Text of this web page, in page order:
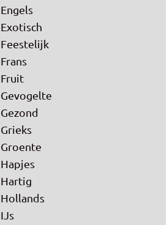
Engels
Exotisch
Feestelijk
Frans
Fruit
Gevogelte
Gezond
Grieks
Groente
Hapjes
Hartig
Hollands
IJs